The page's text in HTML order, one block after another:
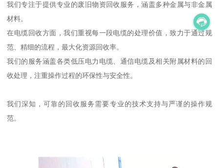
我们专注于提供专业的废旧物资回收服务，涵盖多种金属与非金属
材料。
在电缆回收方面，我们重视每一段电缆的处理价值，致力于通过规
范、精细的流程，最大化资源回收率。
我们的服务涵盖各类低压电力电缆、通信电缆及相关附属材料的回
收处理，注重操作过程的环保性与安全性。
我们深知，可靠的回收服务需要专业的技术支持与严谨的操作规
范。